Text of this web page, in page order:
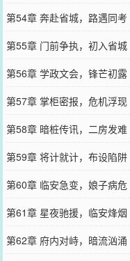
第54章 奔赴省城，路遇同考
第55章 门前争执，初入省城
第56章 学政文会，锋芒初露
第57章 掌柜密报，危机浮现
第58章 暗桩传讯，二房发难
第59章 将计就计，布设陷阱
第60章 临安急变，娘子病危
第61章 星夜驰援，临安烽烟
第62章 府内对峙，暗流汹涌